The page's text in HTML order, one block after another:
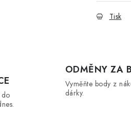
Tisk
ODMĚNY ZA
Vyměňte body z
dárky.